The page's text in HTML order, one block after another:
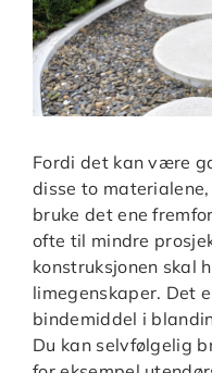
Fordi det kan være
disse to
bruke det ene
ofte til mindre
konstruksjonen skal
limegenskaper. Det
bindemiddel i
Du kan selvfølgelig